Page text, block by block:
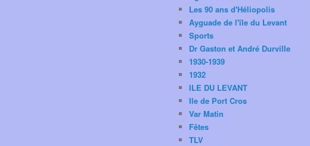
Les 90 ans d'Héliopolis
Ayguade de l'île du Levant
Sports
Dr Gaston et André Durville
1930-1939
1932
ILE DU LEVANT
Ile de Port Cros
Var Matin
Fêtes
TLV